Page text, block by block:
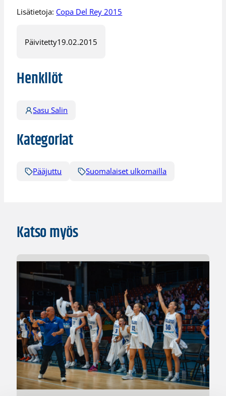
Lisätietoja: Copa Del Rey 2015
Päivitetty19.02.2015
Henkilöt
Sasu Salin
Kategoriat
Pääjuttu Suomalaiset ulkomailla
Katso myös